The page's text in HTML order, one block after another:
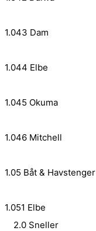
1.043 Dam
1.044 Elbe
1.045 Okuma
1.046 Mitchell
1.05 Båt & Havstenger
1.051 Elbe
2.0 Sneller